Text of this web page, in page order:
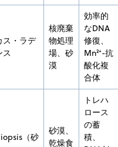
ス・ラデ
ス
核廃棄
物処理
場、砂
漠
効率的
なDNA
修復、
Mn²⁺-抗
酸化複
合体
（砂
砂漠、
乾燥食
トレハ
ロース
の蓄
積、